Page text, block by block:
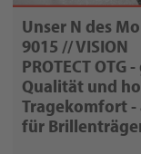
Unser N des
9015 // VISION
PROTECT OTG
Qualität und
Tragekomfort -
für